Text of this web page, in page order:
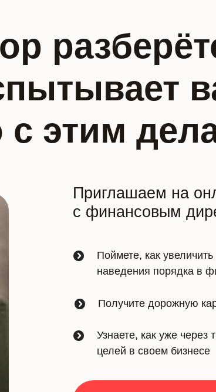
какие
и что с этим
Поймете, как
наведения порядка в
Получите дорожную
Узнаете, как уже
целей в своем бизнесе
с этим
Приглашаем на
с финансовым